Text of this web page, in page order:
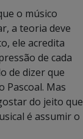
o músico
a teoria deve
ele acredita
de cada
de dizer que
Pascoal. Mas
do jeito que
é assumir o